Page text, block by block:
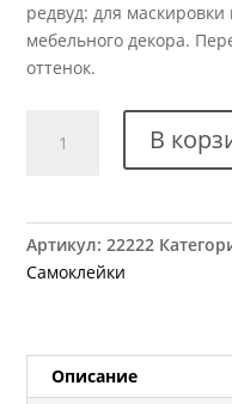
редвуд: для
мебельного декора.
оттенок.
товара
конфирмата
В
Артикул:22222
Самоклейки
Описание